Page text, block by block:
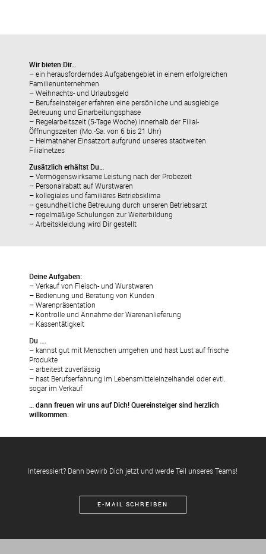
Wir bieten Dir…
– ein herausforderndes Aufgabengebiet in einem erfolgreichen
Familienunternehmen
– Weihnachts- und Urlaubsgeld
– Berufseinsteiger erfahren eine persönliche und ausgiebige
Betreuung und Einarbeitungsphase
– Regelarbeitszeit (5-Tage Woche) innerhalb der Filial-
Öffnungszeiten (Mo.-Sa. von 6 bis 21 Uhr)
– Heimatnaher Einsatzort aufgrund unseres stadtweiten
Filialnetzes
Zusätzlich erhältst Du…
– Vermögenswirksame Leistung nach der Probezeit
– Personalrabatt auf Wurstwaren
– kollegiales und familiäres Betriebsklima
– gesundheitliche Betreuung durch unseren Betriebsarzt
– regelmäßige Schulungen zur Weiterbildung
– Arbeitskleidung wird Dir gestellt
Deine Aufgaben:
– Verkauf von Fleisch- und Wurstwaren
– Bedienung und Beratung von Kunden
– Warenpräsentation
– Kontrolle und Annahme der Warenanlieferung
– Kassentätigkeit
Du ….
– kannst gut mit Menschen umgehen und hast Lust auf frische
Produkte
– arbeitest zuverlässig
– hast Berufserfahrung im Lebensmitteleinzelhandel oder evtl.
sogar im Verkauf
… dann freuen wir uns auf Dich! Quereinsteiger sind herzlich
willkommen.
Interessiert? Dann bewirb Dich jetzt und werde Teil unseres Teams!
E-MAIL SCHREIBEN